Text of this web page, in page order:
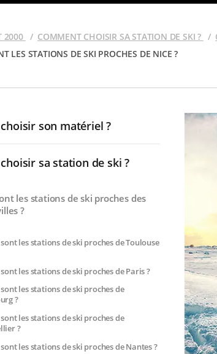
2000 COMMENT CHOISIR SA STATION DE SKI ?
LES STATIONS DE SKI PROCHES DE NICE ?
son matériel ?
sa station de ski ?
les stations de ski proches des
?
les stations de ski proches de Toulouse
les stations de ski proches de Paris ?
les stations de ski proches de
?
les stations de ski proches de
?
les stations de ski proches de Nantes ?